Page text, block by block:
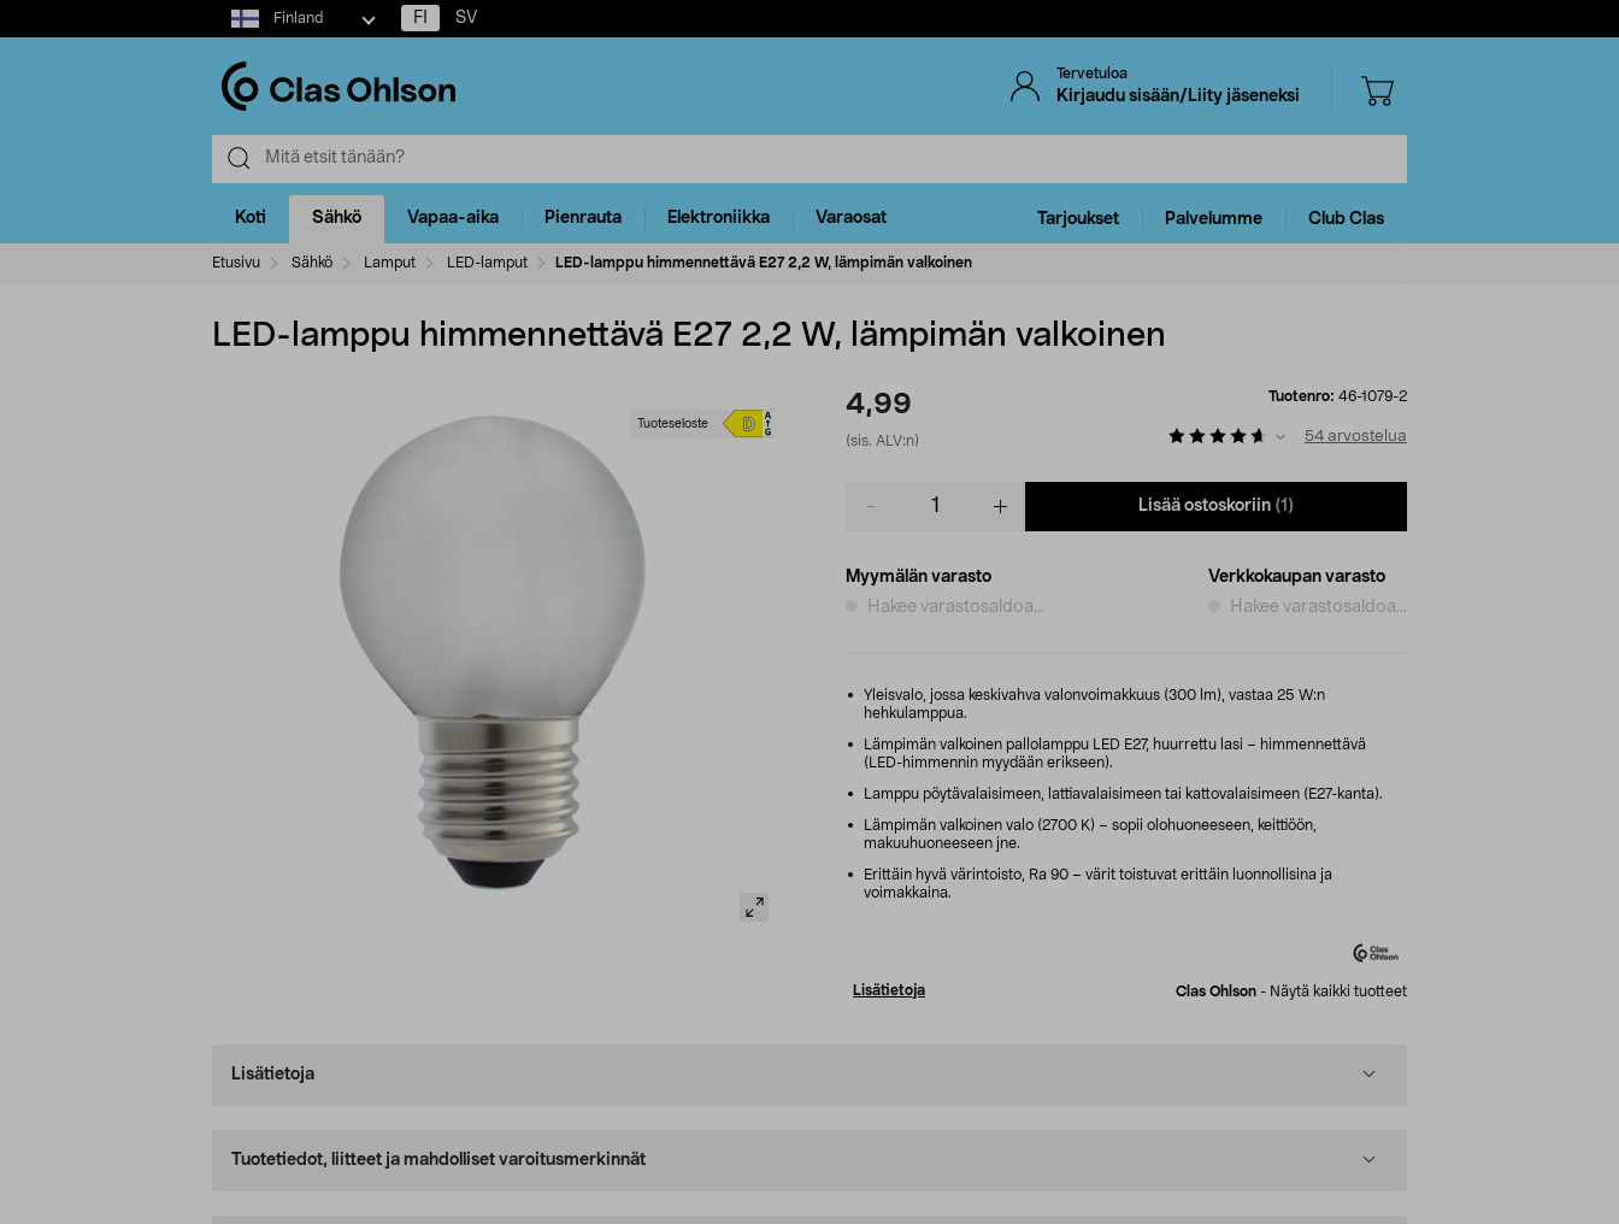
Select
market
Finland FI SV
Tervetuloa
Kirjaudu sisään/Liity jäseneksi
Koti Sähkö Vapaa-aika Pienrauta Elektroniikka Varaosat Tarjoukset Palvelumme Club Clas
Etusivu Sähkö Lamput LED-lamput LED-lamppu himmennettävä E27 2,2 W, lämpimän valkoinen
LED-lamppu himmennettävä E27 2,2 W, lämpimän valkoinen
Tuoteseloste
4,99
(sis. ALV:n)
Tuotenro: 46-1079-2
54 arvostelua
Lisää ostoskoriin (1)
Myymälän varasto
Hakee varastosaldoa...
Verkkokaupan varasto
Hakee varastosaldoa...
Yleisvalo, jossa keskivahva valonvoimakkuus (300 lm), vastaa 25 W:n
hehkulamppua.
Lämpimän valkoinen pallolamppu LED E27, huurrettu lasi – himmennettävä
(LED-himmennin myydään erikseen).
Lamppu pöytävalaisimeen, lattiavalaisimeen tai kattovalaisimeen (E27-kanta).
Lämpimän valkoinen valo (2700 K) – sopii olohuoneeseen, keittiöön,
makuuhuoneeseen jne.
Erittäin hyvä värintoisto, Ra 90 – värit toistuvat erittäin luonnollisina ja
voimakkaina.
Lisätietoja Clas Ohlson - Näytä kaikki tuotteet
Lisätietoja
Tuotetiedot, liitteet ja mahdolliset varoitusmerkinnät